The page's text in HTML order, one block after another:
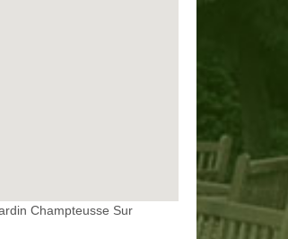
Champteusse Sur